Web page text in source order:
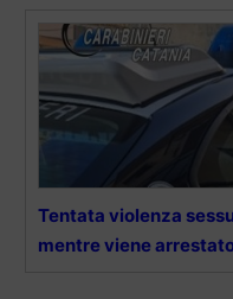
Tentata violenza
mentre viene